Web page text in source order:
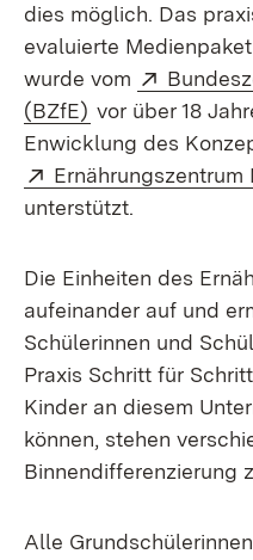
dies möglich. Das
evaluierte
wurde vom
Extern:
(BZfE) (Öffnet in
vor über 18
Enwicklung des
Extern:
unterstützt.
Die Einheiten des
aufeinander auf und
Schülerinnen und
Praxis Schritt für
Kinder an diesem
können, stehen
Binnendifferenzierung
Alle